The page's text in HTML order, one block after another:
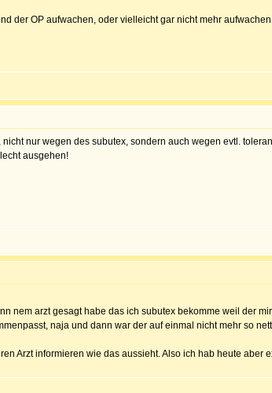
der OP aufwachen, oder vielleicht gar nicht mehr
nur wegen des subutex, sondern auch wegen evtl.
ausgehen!
nem arzt gesagt habe das ich subutex bekomme weil der
naja und dann war der auf einmal nicht mehr so
Arzt informieren wie das aussieht. Also ich hab heute aber